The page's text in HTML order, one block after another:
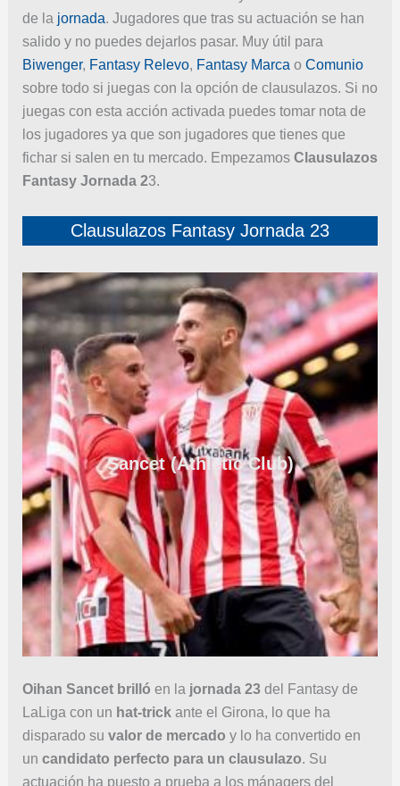
de la jornada. Jugadores que tras su actuación se han
salido y no puedes dejarlos pasar. Muy útil para
Biwenger, Fantasy Relevo, Fantasy Marca o Comunio
sobre todo si juegas con la opción de clausulazos. Si no
juegas con esta acción activada puedes tomar nota de
los jugadores ya que son jugadores que tienes que
fichar si salen en tu mercado. Empezamos Clausulazos
Fantasy Jornada 23.
Clausulazos Fantasy Jornada 23
Sancet (Athletic Club)
Oihan Sancet brilló en la jornada 23del Fantasy de
LaLiga con un hat-trickante el Girona, lo que ha
disparado su valor de mercado y lo ha convertido en
un candidato perfecto para un clausulazo. Su
actuación ha puesto a prueba a los mánagers del